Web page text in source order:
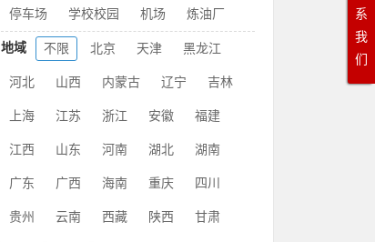
停车场 学校校园 机场 炼油厂
地域 不限 北京 天津 黑龙江
河北 山西 内蒙古 辽宁 吉林
上海 江苏 浙江 安徽 福建
江西 山东 河南 湖北 湖南
广东 广西 海南 重庆 四川
贵州 云南 西藏 陕西 甘肃
系
我
们